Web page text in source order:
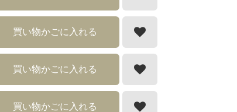
買い物かごに入れる
買い物かごに入れる
買い物かごに入れる